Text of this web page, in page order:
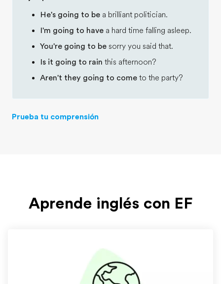
He's going to be a brilliant politician.
I'm going to have a hard time falling asleep.
You're going to be sorry you said that.
Is it going to rain this afternoon?
Aren't they going to come to the party?
Prueba tu comprensión
Aprende inglés con EF